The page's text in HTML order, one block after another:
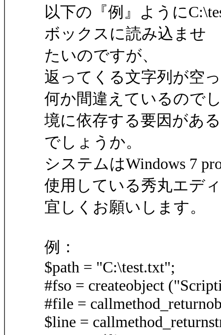
以下の『例』ように
ボックスに読み込ませ
たいのですが、
返ってくる文字列が空
何か間違えているので
境に依存する要因があ
でしょうか。
システムはWindows 7
使用している秀丸エデ
宜しくお願いします。
例：
$path = "C:\test.txt";
#fso = createobject
#file =
$line =